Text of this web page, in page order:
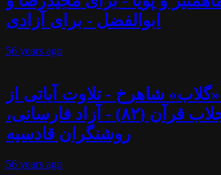
ابوالفضل - برای آزادی
56 years ago
«گلاب» شاهرخ - تلاوت آیاتی از
منجلاب قرآن (۸۲) - آزاد فارسانی،
روشنگران قادسیه
56 years ago